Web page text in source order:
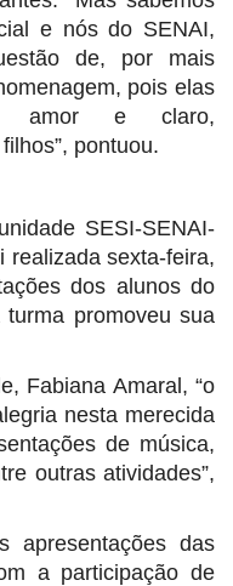
e nós do SENAI,
de, por mais
pois elas
amor e claro,
pontuou.
SESI-SENAI-
realizada sexta-feira,
dos alunos do
promoveu sua
Fabiana Amaral, “o
nesta merecida
de música,
outras atividades”,
apresentações das
a participação de